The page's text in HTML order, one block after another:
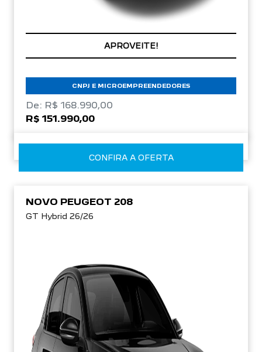
VALORIZAÇÃO NO SEU SEMINOVO
CNPJ E MICROEMPREENDEDORES
De: R$ 168.990,00
R$ 151.990,00
CONFIRA A OFERTA
NOVO PEUGEOT 208
GT Hybrid 26/26